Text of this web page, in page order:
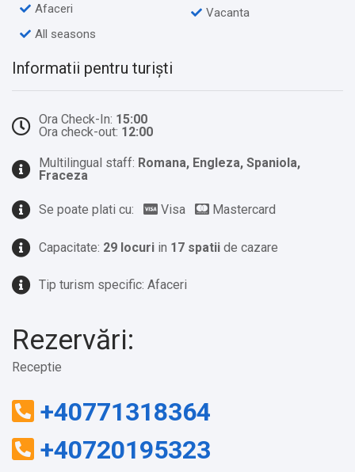
Afaceri
All seasons
Vacanta
Informatii pentru turiști
Ora Check-In: 15:00
Ora check-out: 12:00
Multilingual staff: Romana, Engleza, Spaniola,
Fraceza
Se poate plati cu: Visa Mastercard
Capacitate: 29 locuri in 17 spatii de cazare
Tip turism specific: Afaceri
Rezervări:
Receptie
+40771318364
+40720195323